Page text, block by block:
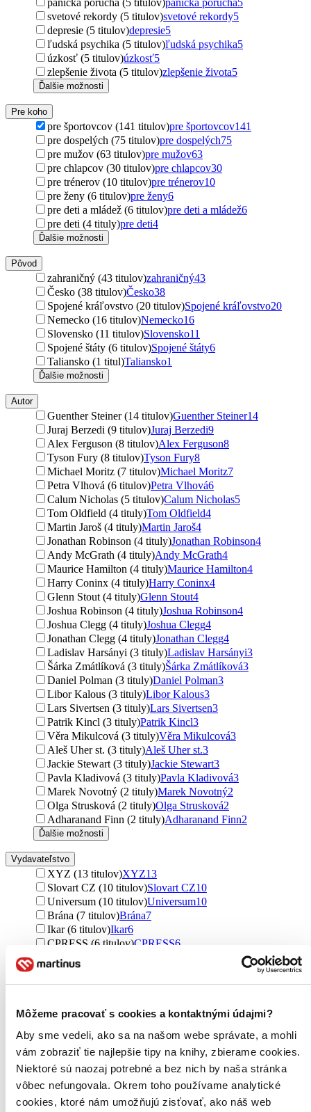
Môžeme pracovať s cookies a kontaktnými údajmi?
Aby sme vedeli, ako sa na našom webe správate, a mohli
vám zobraziť tie najlepšie tipy na knihy, zbierame cookies.
Niektoré sú naozaj potrebné a bez nich by naša stránka
vôbec nefungovala. Okrem toho používame analytické
cookies, ktoré nám umožňujú zisťovať, ako náš web
svetové rekordy (5 titulov)svetové rekordy5
depresie (5 titulov)depresie5
ľudská psychika (5 titulov)ľudská psychika5
úzkosť (5 titulov)úzkosť5
zlepšenie života (5 titulov)zlepšenie života5
Ďalšie možnosti
Pre koho
pre športovcov (141 titulov)pre športovcov141
pre dospelých (75 titulov)pre dospelých75
pre mužov (63 titulov)pre mužov63
pre chlapcov (30 titulov)pre chlapcov30
pre trénerov (10 titulov)pre trénerov10
pre ženy (6 titulov)pre ženy6
pre deti a mládež (6 titulov)pre deti a mládež6
pre deti (4 tituly)pre deti4
Ďalšie možnosti
Pôvod
zahraničný (43 titulov)zahraničný43
Česko (38 titulov)Česko38
Spojené kráľovstvo (20 titulov)Spojené kráľovstvo20
Nemecko (16 titulov)Nemecko16
Slovensko (11 titulov)Slovensko11
Spojené štáty (6 titulov)Spojené štáty6
Taliansko (1 titul)Taliansko1
Ďalšie možnosti
Autor
Guenther Steiner (14 titulov)Guenther Steiner14
Juraj Berzedi (9 titulov)Juraj Berzedi9
Alex Ferguson (8 titulov)Alex Ferguson8
Tyson Fury (8 titulov)Tyson Fury8
Michael Moritz (7 titulov)Michael Moritz7
Petra Vlhová (6 titulov)Petra Vlhová6
Calum Nicholas (5 titulov)Calum Nicholas5
Tom Oldfield (4 tituly)Tom Oldfield4
Martin Jaroš (4 tituly)Martin Jaroš4
Jonathan Robinson (4 tituly)Jonathan Robinson4
Andy McGrath (4 tituly)Andy McGrath4
Maurice Hamilton (4 tituly)Maurice Hamilton4
Harry Coninx (4 tituly)Harry Coninx4
Glenn Stout (4 tituly)Glenn Stout4
Joshua Robinson (4 tituly)Joshua Robinson4
Joshua Clegg (4 tituly)Joshua Clegg4
Jonathan Clegg (4 tituly)Jonathan Clegg4
Ladislav Harsányi (3 tituly)Ladislav Harsányi3
Šárka Zmátlíková (3 tituly)Šárka Zmátlíková3
Daniel Polman (3 tituly)Daniel Polman3
Libor Kalous (3 tituly)Libor Kalous3
Lars Sivertsen (3 tituly)Lars Sivertsen3
Patrik Kincl (3 tituly)Patrik Kincl3
Věra Mikulcová (3 tituly)Věra Mikulcová3
Aleš Uher st. (3 tituly)Aleš Uher st.3
Jackie Stewart (3 tituly)Jackie Stewart3
Pavla Kladivová (3 tituly)Pavla Kladivová3
Marek Novotný (2 tituly)Marek Novotný2
Olga Strusková (2 tituly)Olga Strusková2
Adharanand Finn (2 tituly)Adharanand Finn2
Ďalšie možnosti
Vydavateľstvo
XYZ (13 titulov)XYZ13
Slovart CZ (10 titulov)Slovart CZ10
Universum (10 titulov)Universum10
Brána (7 titulov)Brána7
Ikar (6 titulov)Ikar6
CPRESS (6 titulov)CPRESS6
Timy Partners (6 titulov)
X Nakladatelství Universum (5 titulov)
X Nakladatelství
Universum5
Ikar CZ (4 tituly)Ikar CZ 4
Citadella (4 tituly)Citadella4
Simon & Schuster (3 tituly)Simon & Schuster3
Jota (3 tituly)Jota3
Témbr (3 tituly)Témbr 3
Petrklíč (3 tituly)
ŠK Slovan Bratislava Futbal (3 tituly)ŠK Slovan